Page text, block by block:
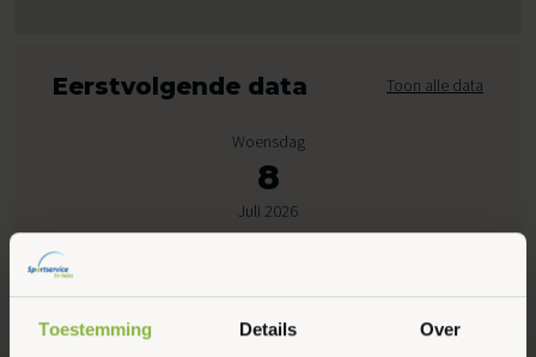
Toestemming Details Over
Eerstvolgende data Toon alle data
Woensdag
8
Juli 2026
12:00 - 13:00
Peppelensteeg 17, Ede